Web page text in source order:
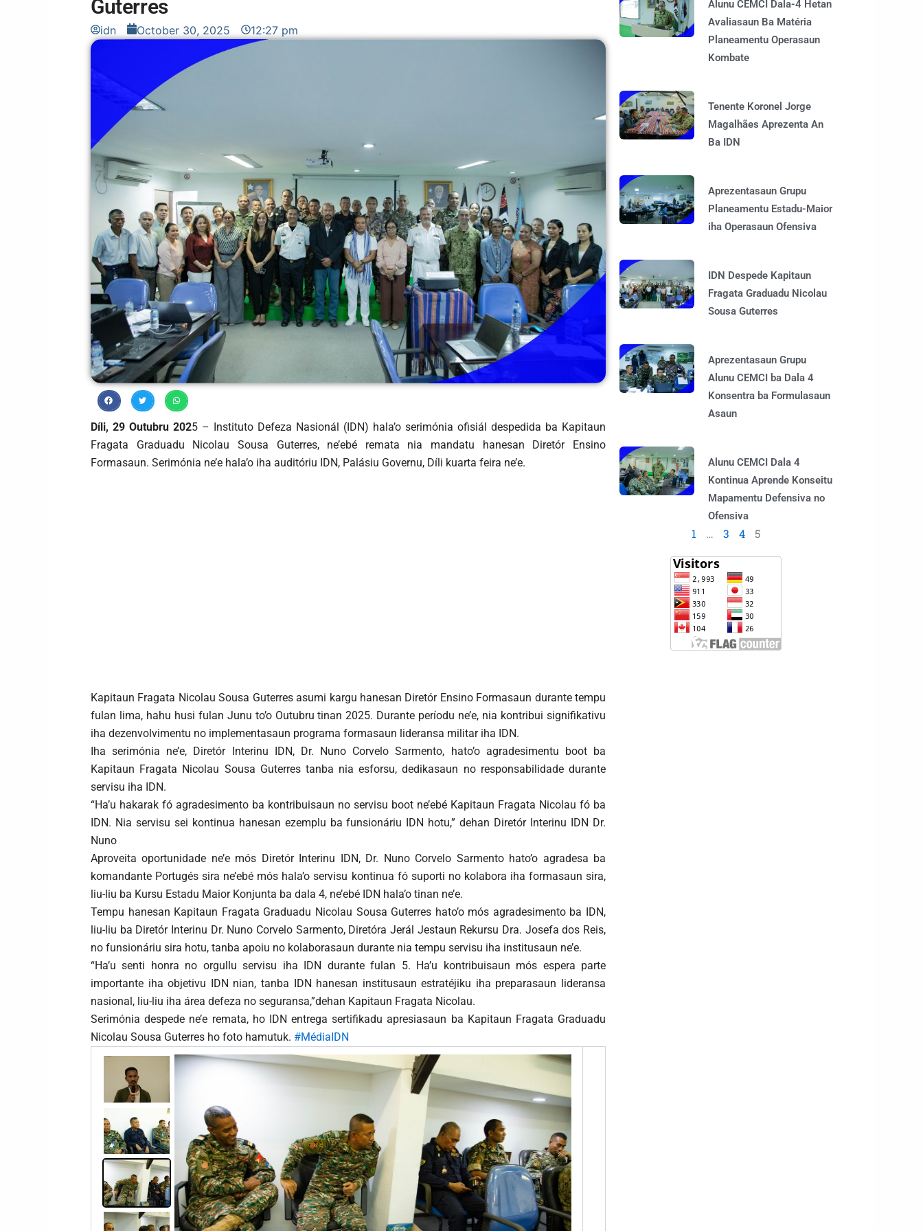
Guterres
idn October 30, 2025 12:27 pm
Díli, 29 Outubru 2025 – Instituto Defeza Nasionál (IDN) hala’o serimónia ofisiál despedida ba Kapitaun
Fragata Graduadu Nicolau Sousa Guterres, ne’ebé remata nia mandatu hanesan Diretór Ensino
Formasaun. Serimónia ne’e hala’o iha auditóriu IDN, Palásiu Governu, Díli kuarta feira ne’e.
Kapitaun Fragata Nicolau Sousa Guterres asumi kargu hanesan Diretór Ensino Formasaun durante tempu
fulan lima, hahu husi fulan Junu to’o Outubru tinan 2025. Durante períodu ne’e, nia kontribui signifikativu
iha dezenvolvimentu no implementasaun programa formasaun lideransa militar iha IDN.
Iha serimónia ne’e, Diretór Interinu IDN, Dr. Nuno Corvelo Sarmento, hato’o agradesimentu boot ba
Kapitaun Fragata Nicolau Sousa Guterres tanba nia esforsu, dedikasaun no responsabilidade durante
servisu iha IDN.
“Ha’u hakarak fó agradesimento ba kontribuisaun no servisu boot ne’ebé Kapitaun Fragata Nicolau fó ba
IDN. Nia servisu sei kontinua hanesan ezemplu ba funsionáriu IDN hotu,” dehan Diretór Interinu IDN Dr.
Nuno
Aproveita oportunidade ne’e mós Diretór Interinu IDN, Dr. Nuno Corvelo Sarmento hato’o agradesa ba
komandante Portugés sira ne’ebé mós hala’o servisu kontinua fó suporti no kolabora iha formasaun sira,
liu-liu ba Kursu Estadu Maior Konjunta ba dala 4, ne’ebé IDN hala’o tinan ne’e.
Tempu hanesan Kapitaun Fragata Graduadu Nicolau Sousa Guterres hato’o mós agradesimento ba IDN,
liu-liu ba Diretór Interinu Dr. Nuno Corvelo Sarmento, Diretóra Jerál Jestaun Rekursu Dra. Josefa dos Reis,
no funsionáriu sira hotu, tanba apoiu no kolaborasaun durante nia tempu servisu iha institusaun ne’e.
“Ha’u senti honra no orgullu servisu iha IDN durante fulan 5. Ha’u kontribuisaun mós espera parte
importante iha objetivu IDN nian, tanba IDN hanesan institusaun estratéjiku iha preparasaun lideransa
nasional, liu-liu iha área defeza no seguransa,”dehan Kapitaun Fragata Nicolau.
Serimónia despede ne’e remata, ho IDN entrega sertifikadu apresiasaun ba Kapitaun Fragata Graduadu
Nicolau Sousa Guterres ho foto hamutuk. #MédiaIDN
Alunu CEMCI Dala-4 Hetan
Avaliasaun Ba Matéria
Planeamentu Operasaun
Kombate
Tenente Koronel Jorge
Magalhães Aprezenta An
Ba IDN
Aprezentasaun Grupu
Planeamentu Estadu-Maior
iha Operasaun Ofensiva
IDN Despede Kapitaun
Fragata Graduadu Nicolau
Sousa Guterres
Aprezentasaun Grupu
Alunu CEMCI ba Dala 4
Konsentra ba Formulasaun
Asaun
Alunu CEMCI Dala 4
Kontinua Aprende Konseitu
Mapamentu Defensiva no
Ofensiva
1 … 3 4 5